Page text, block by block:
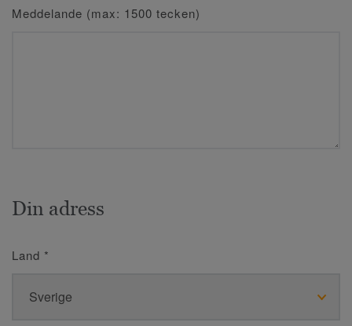
Meddelande (max: 1500 tecken)
Din adress
Land *